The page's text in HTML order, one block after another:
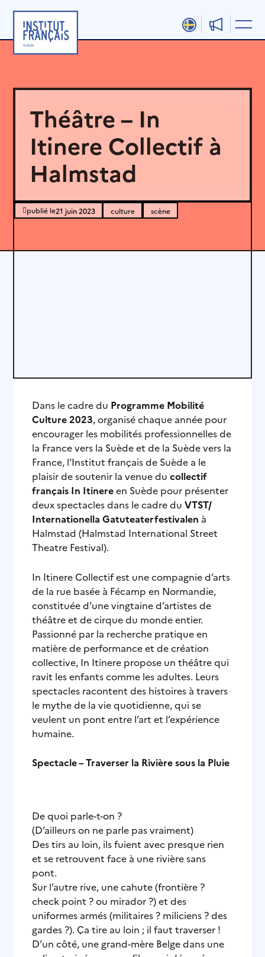
contenu
Théâtre – In
Itinere Collectif à
Halmstad
21 juin 2023 culture scène
Dans le cadre du Programme Mobilité
Culture 2023, organisé chaque année pour
encourager les mobilités professionnelles de
la France vers la Suède et de la Suède vers la
France, l’Institut français de Suède a le
plaisir de soutenir la venue ducollectif
français In Itinereen Suède pour présenter
deux spectacles dans le cadre duVTST/
Internationella Gatuteaterfestivalen à
Halmstad (Halmstad International Street
Theatre Festival).
In Itinere Collectif est une compagnie d’arts
de la rue basée à Fécamp en Normandie,
constituée d’une vingtaine d’artistes de
théâtre et de cirque du monde entier.
Passionné par la recherche pratique en
matière de performance et de création
collective, In Itinere propose un théâtre qui
ravit les enfants comme les adultes. Leurs
spectacles racontent des histoires à travers
le mythe de la vie quotidienne, qui se
veulent un pont entre l’art et l’expérience
humaine.
Spectacle – Traverser la Rivière sous la Pluie
De quoi parle-t-on ?
(D’ailleurs on ne parle pas vraiment)
Des tirs au loin, ils fuient avec presque rien
et se retrouvent face à une rivière sans
pont.
Sur l’autre rive, une cahute (frontière ?
check point ? ou mirador ?) et des
uniformes armés (militaires ? miliciens ? des
gardes ?). Ça tire au loin ; il faut traverser !
D’un côté, une grand-mère Belge dans une